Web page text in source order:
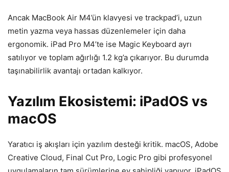
Ancak MacBook Air M4’ün klavyesi ve trackpad’i, uzun
metin yazma veya hassas düzenlemeler için daha
ergonomik. iPad Pro M4’te ise Magic Keyboard ayrı
satılıyor ve toplam ağırlığı 1.2 kg’a çıkarıyor. Bu durumda
taşınabilirlik avantajı ortadan kalkıyor.
Yazılım Ekosistemi: iPadOS vs
macOS
Yaratıcı iş akışları için yazılım desteği kritik. macOS, Adobe
Creative Cloud, Final Cut Pro, Logic Pro gibi profesyonel